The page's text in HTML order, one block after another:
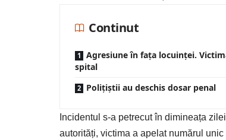
Continut
Agresiune în fața locuinței.
spital
Polițiștii au deschis dosar penal
Incidentul s-a petrecut în dimineața
autorități, victima a apelat numărul